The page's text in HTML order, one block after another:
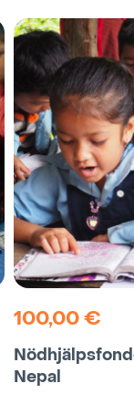
100,00€
Nepal